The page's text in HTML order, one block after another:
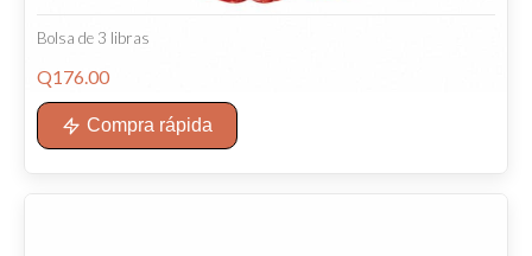
Bolsa de 3 libras
Q176.00
Compra rápida